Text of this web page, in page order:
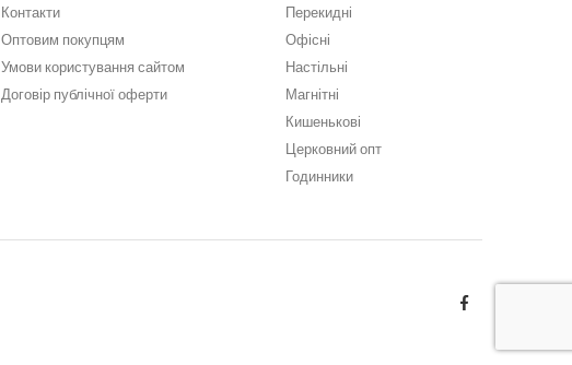
Контакти
Оптовим покупцям
Умови користування сайтом
Договір публічної оферти
Перекидні
Офісні
Настільні
Магнітні
Кишенькові
Церковний опт
Годинники